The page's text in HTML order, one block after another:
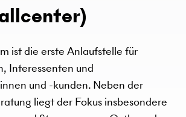
ist die erste Anlaufstelle für
Interessenten und
und -kunden. Neben der
liegt der Fokus insbesondere